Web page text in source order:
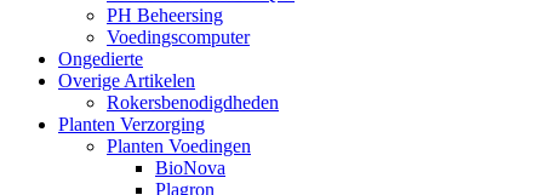
PH Beheersing
Voedingscomputer
Ongedierte
Overige Artikelen
Rokersbenodigdheden
Planten Verzorging
Planten Voedingen
BioNova
Plagron